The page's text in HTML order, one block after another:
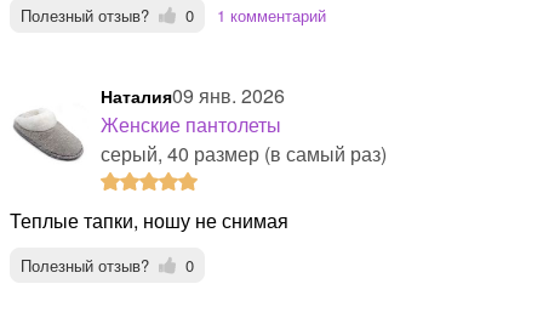
Полезный отзыв? 0 1 комментарий
Наталия09 янв. 2026
Женские пантолеты
серый, 40 размер (в самый раз)
Теплые тапки, ношу не снимая
Полезный отзыв? 0